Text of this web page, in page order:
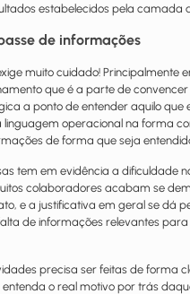
estabelecidos pela camada
de informações
muito cuidado! Principalmente
que é a parte de
a ponto de entender aquilo que
linguagem operacional na forma
de forma que seja
tem em evidência a dificuldade
colaboradores acabam se
e a justificativa em geral se dá
de informações relevantes
precisa ser feitas de forma
o real motivo por trás